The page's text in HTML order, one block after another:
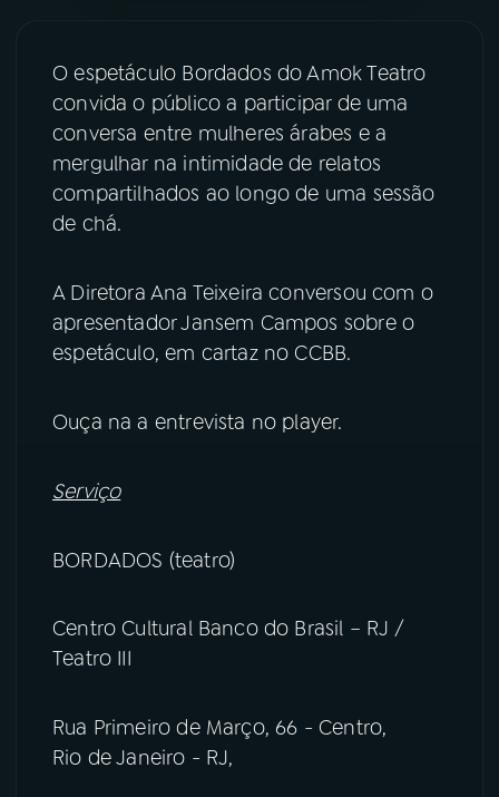
ACOMPANHE A RÁDIO MEC
YouTube Facebook
Instagram X
TikTok
O espetáculo Bordados do Amok Teatro
convida o público a participar de uma
conversa entre mulheres árabes e a
mergulhar na intimidade de relatos
compartilhados ao longo de uma sessão
de chá.
A Diretora Ana Teixeira conversou com o
apresentador Jansem Campos sobre o
espetáculo, em cartaz no CCBB.
Ouça na a entrevista no player.
Serviço
BORDADOS (teatro)
Centro Cultural Banco do Brasil – RJ /
Teatro III
Rua Primeiro de Março, 66 - Centro,
Rio de Janeiro - RJ,